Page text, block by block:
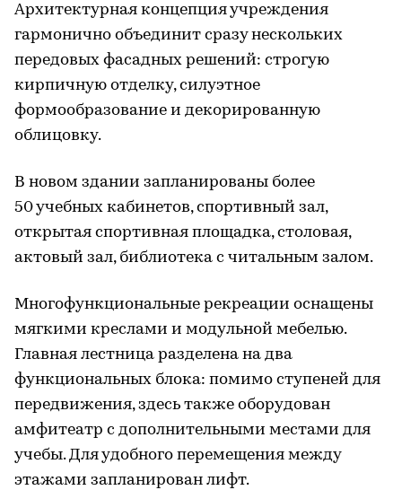
Архитектурная концепция учреждения
гармонично объединит сразу нескольких
передовых фасадных решений: строгую
кирпичную отделку, силуэтное
формообразование и декорированную
облицовку.
В новом здании запланированы более
50 учебных кабинетов, спортивный зал,
открытая спортивная площадка, столовая,
актовый зал, библиотека с читальным залом.
Многофункциональные рекреации оснащены
мягкими креслами и модульной мебелью.
Главная лестница разделена на два
функциональных блока: помимо ступеней для
передвижения, здесь также оборудован
амфитеатр с дополнительными местами для
учебы. Для удобного перемещения между
этажами запланирован лифт.